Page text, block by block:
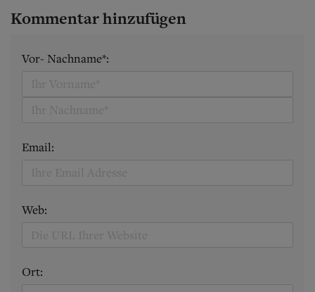
Kommentar hinzufügen
Vor- Nachname*:
Email:
Web:
Ort: